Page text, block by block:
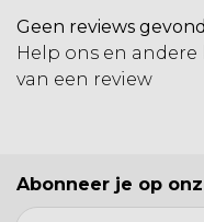
Geen reviews
Help ons en
van een review
Abonneer je op